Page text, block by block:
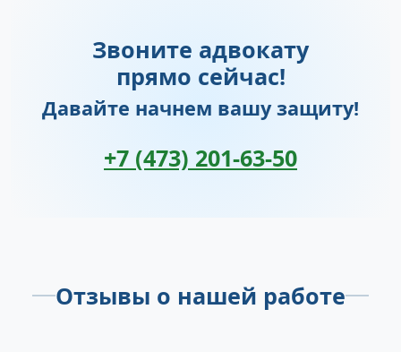
Звоните адвокату
прямо сейчас!
Давайте начнем вашу защиту!
+7 (473) 201-63-50
Отзывы о нашей работе